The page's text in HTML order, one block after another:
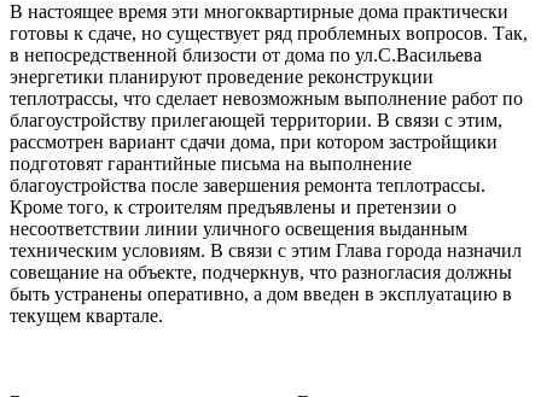
В настоящее время эти многоквартирные дома практически
готовы к сдаче, но существует ряд проблемных вопросов. Так,
в непосредственной близости от дома по ул.С.Васильева
энергетики планируют проведение реконструкции
теплотрассы, что сделает невозможным выполнение работ по
благоустройству прилегающей территории. В связи с этим,
рассмотрен вариант сдачи дома, при котором застройщики
подготовят гарантийные письма на выполнение
благоустройства после завершения ремонта теплотрассы.
Кроме того, к строителям предъявлены и претензии о
несоответствии линии уличного освещения выданным
техническим условиям. В связи с этим Глава города назначил
совещание на объекте, подчеркнув, что разногласия должны
быть устранены оперативно, а дом введен в эксплуатацию в
текущем квартале.